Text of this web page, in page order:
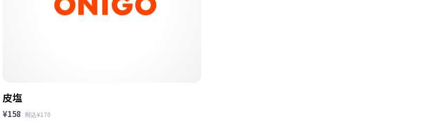
皮塩
¥158 税込¥170